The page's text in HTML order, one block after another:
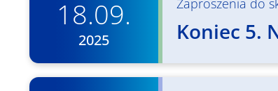
18.09.
2025
Zaproszenia do
Koniec 5.